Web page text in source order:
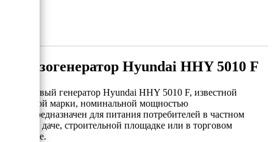
Бензогенератор Hyundai HHY 5010 F
Бензиновый генератор Hyundai HHY 5010 F, известной
корейской марки, номинальной мощностью
4 кВт предназначен для питания потребителей в частном
доме, на даче, строительной площадке или в торговом
паильоне.